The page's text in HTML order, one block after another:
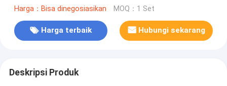
Harga：Bisa dinegosiasikan MOQ：1 Set
Harga terbaik Hubungi sekarang
Deskripsi Produk